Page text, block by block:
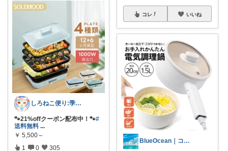
しろねこ便り:季節のおすすめ
🐾21%offクーポン配布中！🐾#
送料無料 ...
￥ 5,500～
1 0 305
コレ いいね
BlueOcean｜コレクション190⤴